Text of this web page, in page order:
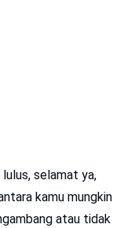
selamat ya,
kamu mungkin
atau tidak